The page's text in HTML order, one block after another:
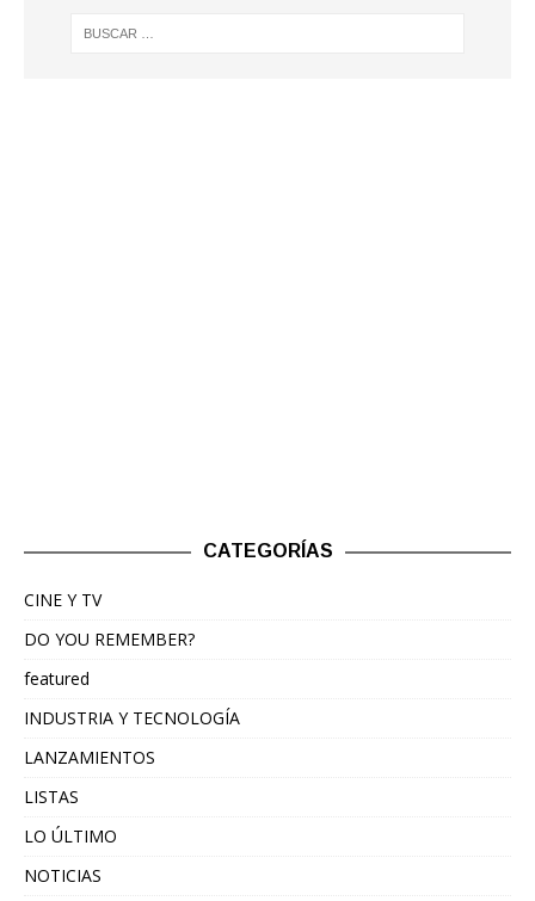
CATEGORÍAS
CINE Y TV
DO YOU REMEMBER?
featured
INDUSTRIA Y TECNOLOGÍA
LANZAMIENTOS
LISTAS
LO ÚLTIMO
NOTICIAS